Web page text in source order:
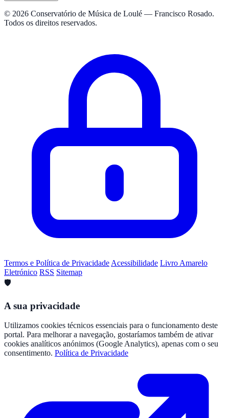
© 2026 Conservatório de Música de Loulé — Francisco Rosado.
Todos os direitos reservados.
Termos e Política de Privacidade Acessibilidade Livro Amarelo
Eletrónico RSS Sitemap
🛡️
A sua privacidade
Utilizamos cookies técnicos essenciais para o funcionamento deste
portal. Para melhorar a navegação, gostaríamos também de ativar
cookies analíticos anónimos (Google Analytics), apenas com o seu
consentimento. Política de Privacidade